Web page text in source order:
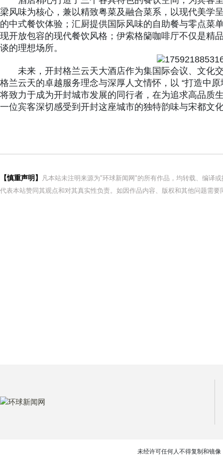
梁风味为核心，兼以精致粤菜及融合菜系，以现代美学
的中式餐饮体验；汇厨提供国际风味的自助餐与零点菜
现开放包容的现代餐饮风格；伊索格籣咖啡厅不仅是精
谈的理想场所。
未来，开封格兰云天大酒店作为集国际会议、文化
格兰云天的卓越服务理念与深厚人文情怀，以 “打造中
将致力于成为开封城市发展的同行者，在为追求高品质
一位宾客深切感受到开封这座城市的独特韵味与宋都文
【慎重声明】
凡本站未注明来源为"环球新闻网"的所有作品，均转载、编译
代表本站赞同其观点和对其真实性负责。如因作品内容、版权和其他问题需
未经许可任何人不得复制和镜